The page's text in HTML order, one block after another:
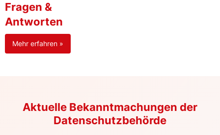
Fragen &
Antworten
Mehr erfahren »
Aktuelle Bekanntmachungen der
Datenschutzbehörde